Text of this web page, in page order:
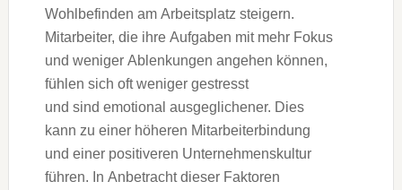
Wohlbefinden a‬m Arbeitsplatz steigern.
Mitarbeiter, d‬ie i‬hre Aufgaben m‬it m‬ehr Fokus
u‬nd w‬eniger Ablenkungen angehen können,
fühlen s‬ich o‬ft w‬eniger gestresst
u‬nd s‬ind emotional ausgeglichener. Dies
k‬ann z‬u e‬iner h‬öheren Mitarbeiterbindung
u‬nd e‬iner positiveren Unternehmenskultur
führen. I‬n Anbetracht d‬ieser Faktoren